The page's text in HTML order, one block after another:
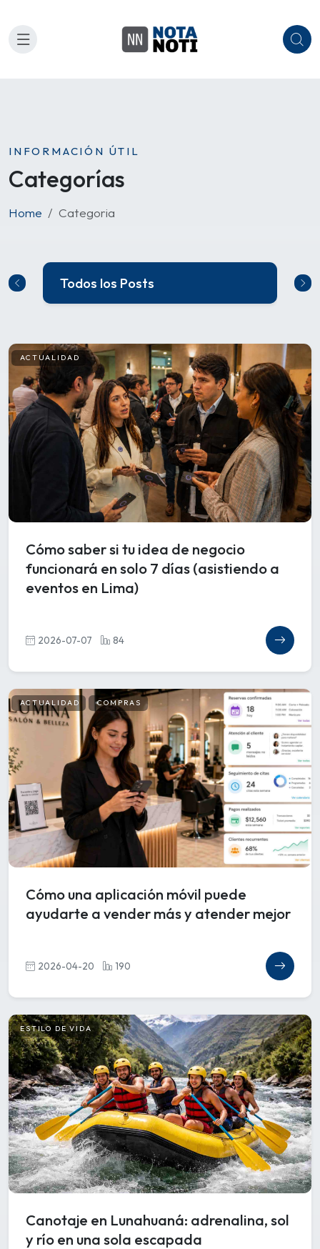
INFORMACIÓN ÚTIL
Categorías
Home Categoria
Todos los Posts
ACTUALIDAD
Cómo saber si tu idea de negocio
funcionará en solo 7 días (asistiendo a
eventos en Lima)
2026-07-07 84
ACTUALIDAD COMPRAS
Cómo una aplicación móvil puede
ayudarte a vender más y atender mejor
2026-04-20 190
ESTILO DE VIDA
Canotaje en Lunahuaná: adrenalina, sol
y río en una sola escapada